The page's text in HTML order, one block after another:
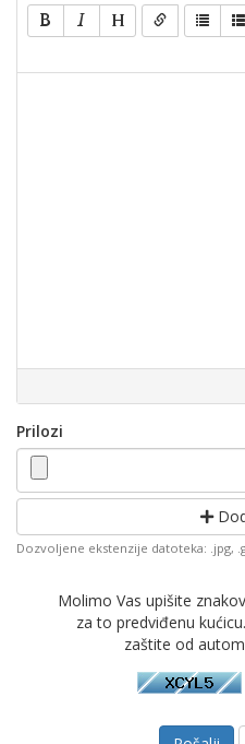
Prilozi
Dozvoljene ekstenzije datoteka: .jpg,
Molimo Vas upišite
za to predviđenu
zaštite od